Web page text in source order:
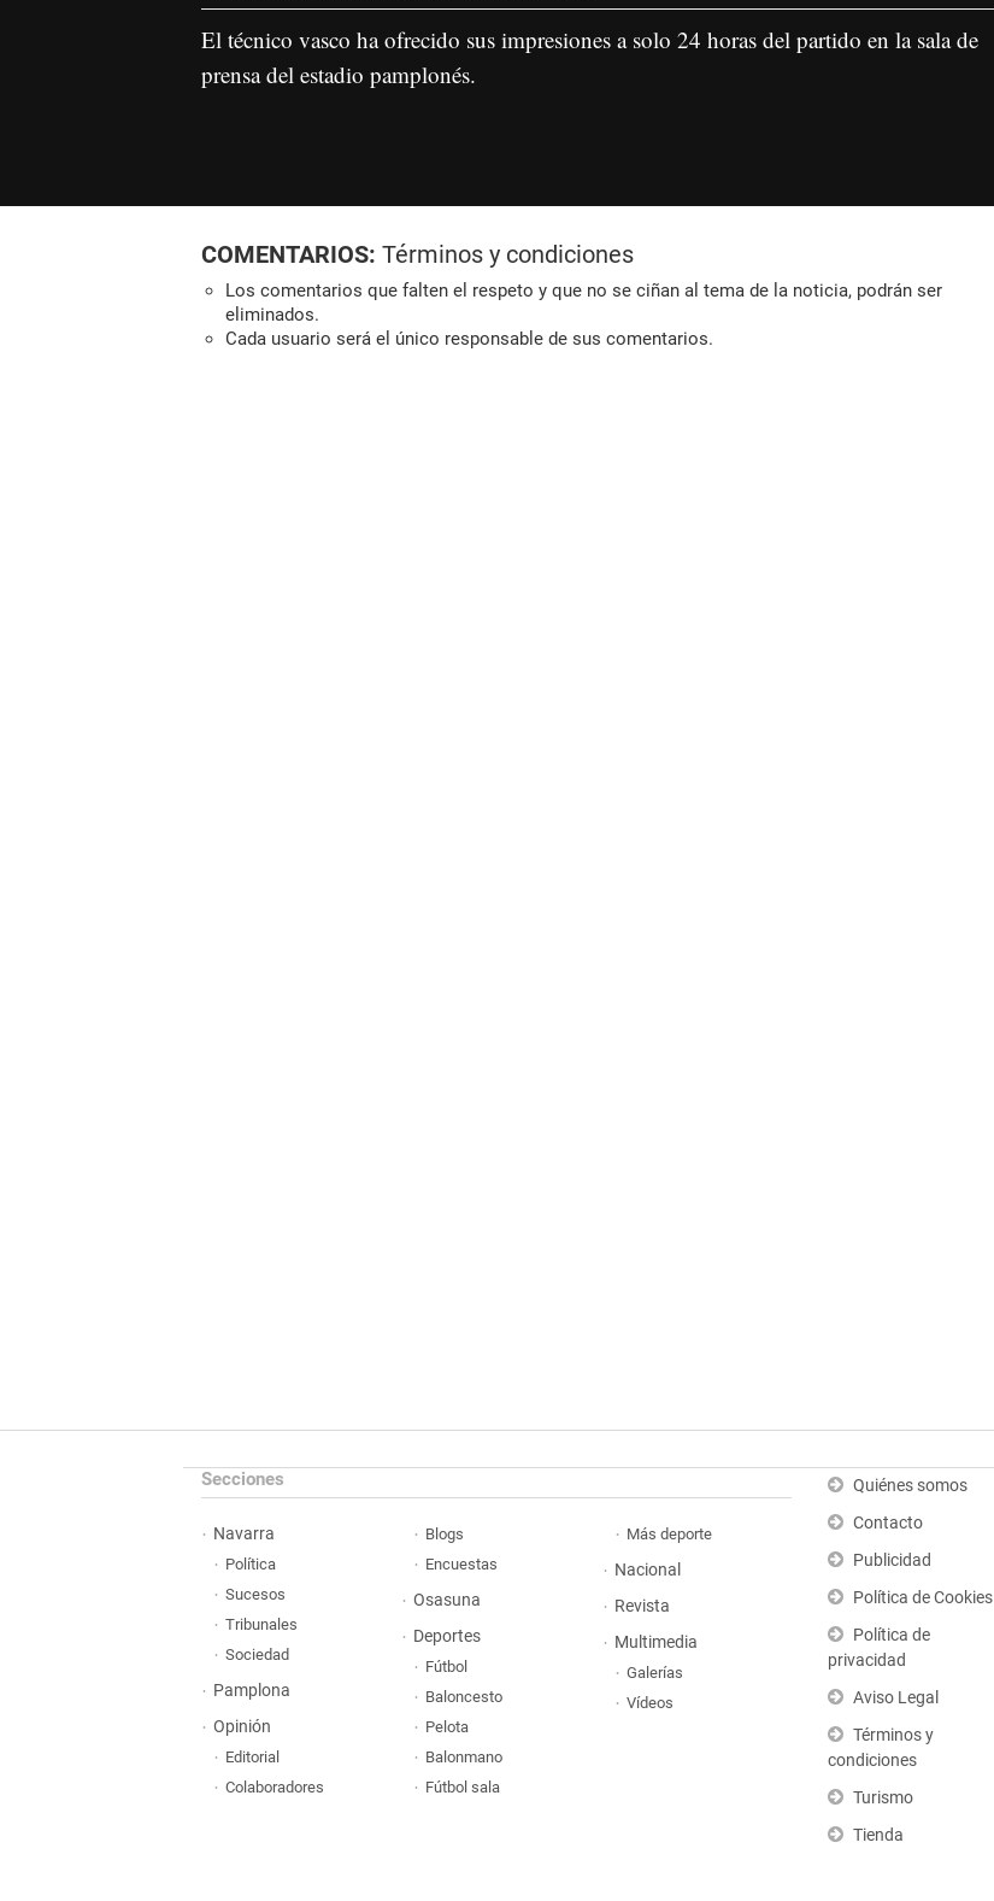
El técnico vasco ha ofrecido sus impresiones a solo 24 horas del partido en la sala de
prensa del estadio pamplonés.
COMENTARIOS: Términos y condiciones
Los comentarios que falten el respeto y que no se ciñan al tema de la noticia, podrán ser
eliminados.
Cada usuario será el único responsable de sus comentarios.
Secciones
Navarra
Política
Sucesos
Tribunales
Sociedad
Pamplona
Opinión
Editorial
Colaboradores
Blogs
Encuestas
Osasuna
Deportes
Fútbol
Baloncesto
Pelota
Balonmano
Fútbol sala
Más deporte
Nacional
Revista
Multimedia
Galerías
Vídeos
Quiénes somos
Contacto
Publicidad
Política de Cookies
Política de
privacidad
Aviso Legal
Términos y
condiciones
Turismo
Tienda